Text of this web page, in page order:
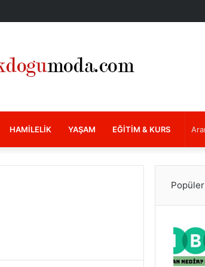
HAMILELIK YAŞAM EĞITIM & KURS
Popüler